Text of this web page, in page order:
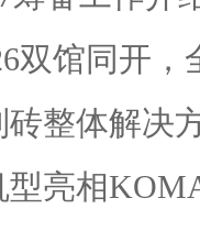
双馆同开
整体解决
亮相